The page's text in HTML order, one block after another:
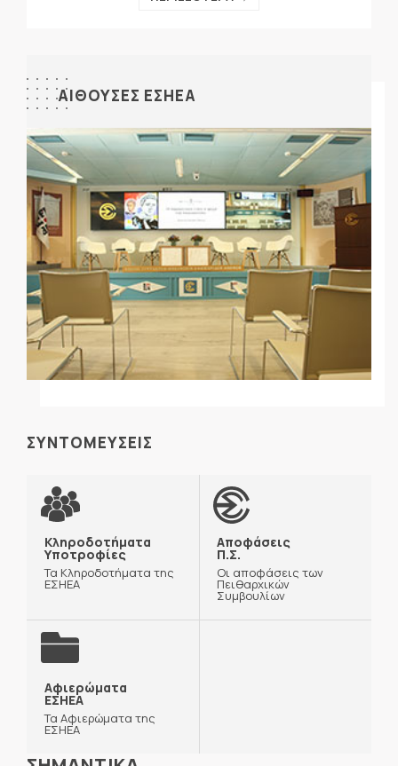
ΑΙΘΟΥΣΕΣ ΕΣΗΕΑ
ΣΥΝΤΟΜΕΥΣΕΙΣ
Κληροδοτήματα
Υποτροφίες
Τα Κληροδοτήματα της
ΕΣΗΕΑ
Αποφάσεις
Π.Σ.
Οι αποφάσεις των
Πειθαρχικών
Συμβουλίων
Αφιερώματα
ΕΣΗΕΑ
Τα Αφιερώματα της
ΕΣΗΕΑ